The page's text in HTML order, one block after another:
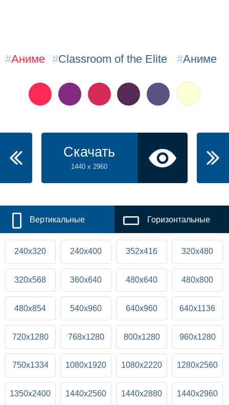
#Аниме #Classroom of the Elite #Аниме
Скачать
1440 x 2960
Вертикальные Горизонтальные
240x320 240x400 352x416 320x480
320x568 360x640 480x640 480x800
480x854 540x960 640x960 640x1136
720x1280 768x1280 800x1280 960x1280
750x1334 1080x1920 1080x2220 1280x2560
1350x2400 1440x2560 1440x2880 1440x2960